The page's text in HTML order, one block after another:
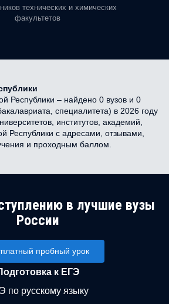
технических и химических
факультетов
Республики – найдено 0 вузов и 0
специалитета) в 2026 году
институтов, академий,
Республики с адресами, отзывами,
и проходным баллом.
в лучшие вузы
России
пробный урок
к ЕГЭ
по русскому языку